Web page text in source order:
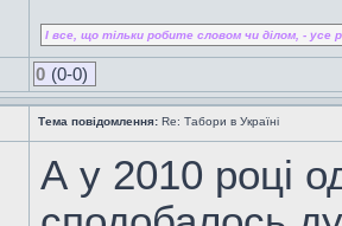
І все, що тільки робите словом чи ділом, - усе
0 (0-0)
Тема повідомлення: Re: Табори в Україні
А у 2010 році